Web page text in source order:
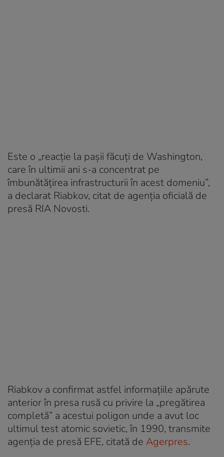
Este o „reacţie la paşii făcuţi de Washington,
care în ultimii ani s-a concentrat pe
îmbunătăţirea infrastructurii în acest domeniu”,
a declarat Riabkov, citat de agenția oficială de
presă RIA Novosti.
Riabkov a confirmat astfel informaţiile apărute
anterior în presa rusă cu privire la „pregătirea
completă” a acestui poligon unde a avut loc
ultimul test atomic sovietic, în 1990, transmite
agenția de presă EFE, citată de Agerpres.